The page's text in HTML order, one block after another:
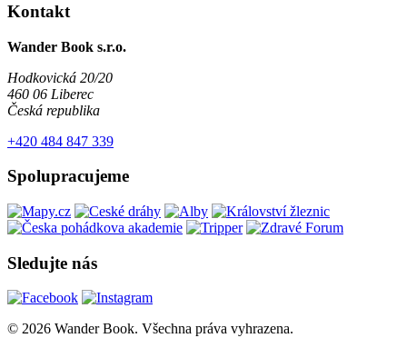
Kontakt
Wander Book s.r.o.
Hodkovická 20/20
460 06 Liberec
Česká republika
+420 484 847 339
Spolupracujeme
Sledujte nás
© 2026 Wander Book. Všechna práva vyhrazena.